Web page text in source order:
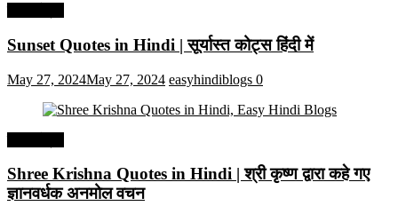
Sunset Quotes in Hindi | सूर्यास्त कोट्स हिंदी में
May 27, 2024May 27, 2024 easyhindiblogs 0
Shree Krishna Quotes in Hindi | श्री कृष्ण द्वारा कहे गए
ज्ञानवर्धक अनमोल वचन